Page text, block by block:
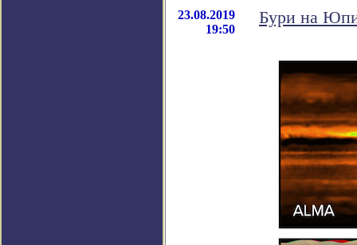
23.08.2019
19:50
Бури на